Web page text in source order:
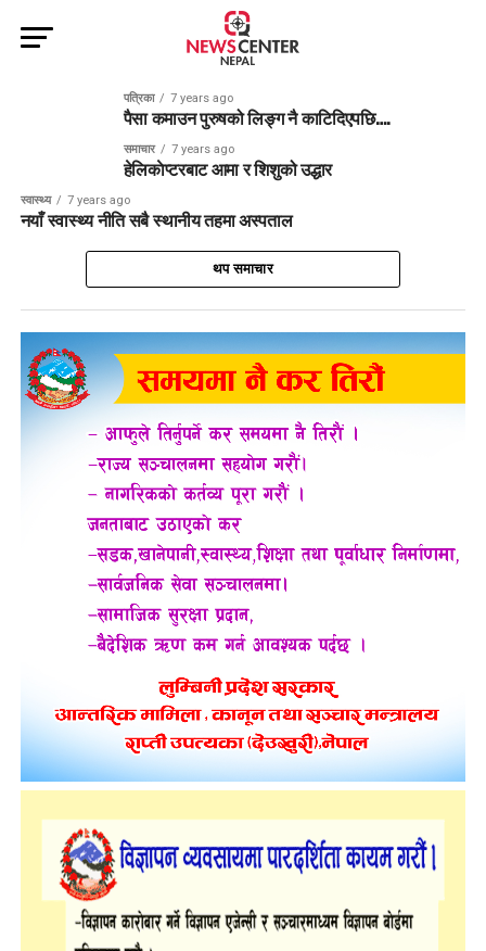
पत्रिका 7 years ago
पैसा कमाउन पुरुषको लिङ्ग नै काटिदिएपछि….
समाचार 7 years ago
हेलिकाेप्टरबाट आमा र शिशुको उद्धार
स्वास्थ्य 7 years ago
नयाँ स्वास्थ्य नीति सबै स्थानीय तहमा अस्पताल
थप समाचार